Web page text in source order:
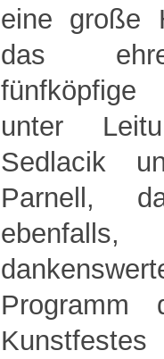
eine große
das
fünfköpfige
unter
Sedlacik
Parnell,
Programm